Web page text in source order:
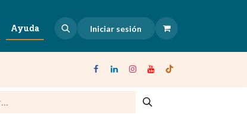
Ayuda Iniciar sesión